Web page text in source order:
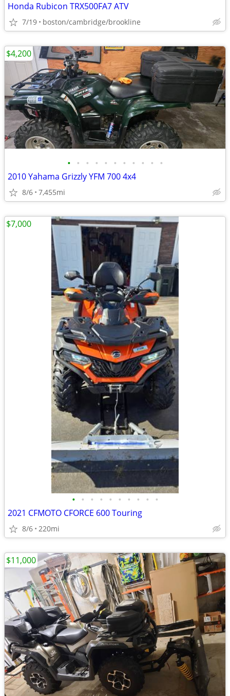
Honda Rubicon TRX500FA7 ATV
7/19 boston/cambridge/brookline
• • • • • • • • • • •
2010 Yahama Grizzly YFM 700 4x4
8/6 7,455mi
$4,200
• • • • • • • • • •
2021 CFMOTO CFORCE 600 Touring
8/6 220mi
$7,000
$11,000